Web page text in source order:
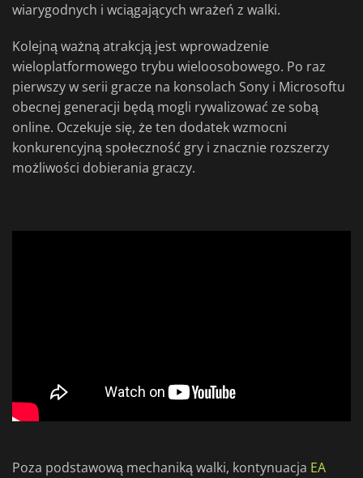
wiarygodnych i wciągających wrażeń z walki.
Kolejną ważną atrakcją jest wprowadzenie
wieloplatformowego trybu wieloosobowego. Po raz
pierwszy w serii gracze na konsolach Sony i Microsoftu
obecnej generacji będą mogli rywalizować ze sobą
online. Oczekuje się, że ten dodatek wzmocni
konkurencyjną społeczność gry i znacznie rozszerzy
możliwości dobierania graczy.
Poza podstawową mechaniką walki, kontynuacja EA